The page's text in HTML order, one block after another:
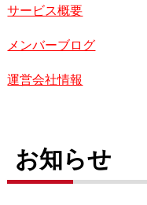
サービス概要
メンバーブログ
運営会社情報
お知らせ